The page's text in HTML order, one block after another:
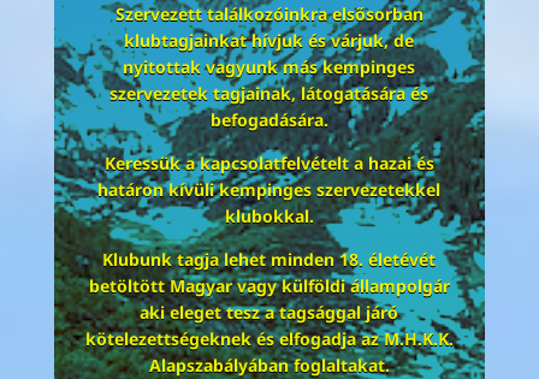
Szervezett találkozóinkra elsősorban
klubtagjainkat hívjuk és várjuk, de
nyitottak vagyunk más kempinges
szervezetek tagjainak, látogatására és
befogadására.
Keressük a kapcsolatfelvételt a hazai és
határon kívüli kempinges szervezetekkel
klubokkal.
Klubunk tagja lehet minden 18. életévét
betöltött Magyar vagy külföldi állampolgár
aki eleget tesz a tagsággal járó
kötelezettségeknek és elfogadja az M.H.K.K.
Alapszabályában foglaltakat.